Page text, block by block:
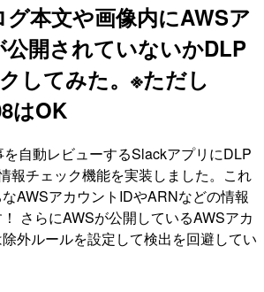
本文や画像内にAWSア
公開されていないかDLP
してみた。※ただし
はOK
自動レビューするSlackアプリにDLP
報チェック機能を実装しました。これ
AWSアカウントIDやARNなどの情報
さらにAWSが公開しているAWSアカ
外ルールを設定して検出を回避してい